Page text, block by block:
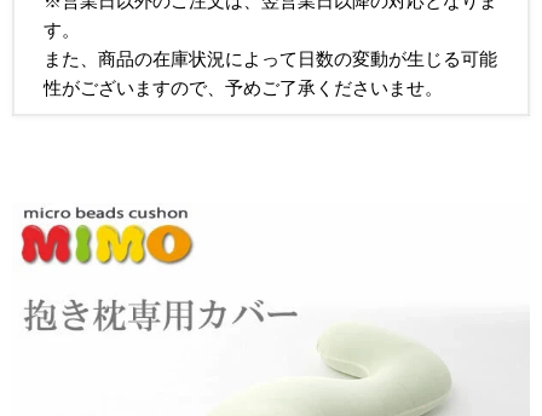
す。
また、商品の在庫状況によって日数の変動が生じる可能
性がございますので、予めご了承くださいませ。